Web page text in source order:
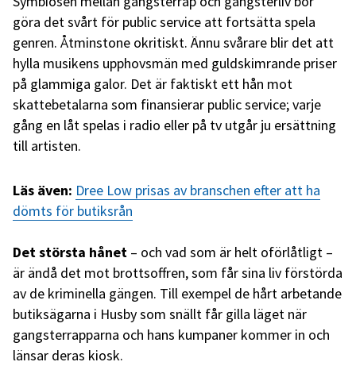
göra det svårt för public service att fortsätta spela
genren. Åtminstone okritiskt. Ännu svårare blir det att
hylla musikens upphovsmän med guldskimrande priser
på glammiga galor. Det är faktiskt ett hån mot
skattebetalarna som finansierar public service; varje
gång en låt spelas i radio eller på tv utgår ju ersättning
till artisten.
Läs även: Dree Low prisas av branschen efter att ha
dömts för butiksrån
Det största hånet – och vad som är helt oförlåtligt –
är ändå det mot brottsoffren, som får sina liv förstörda
av de kriminella gängen. Till exempel de hårt arbetande
butiksägarna i Husby som snällt får gilla läget när
gangsterrapparna och hans kumpaner kommer in och
länsar deras kiosk.